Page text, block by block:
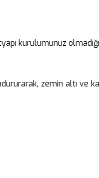
kurulumunuz
zemin altı ve